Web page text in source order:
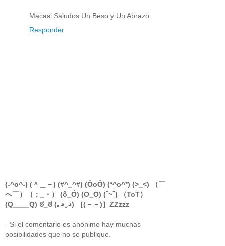
Macasi,Saludos.Un Beso y Un Abrazo.
Responder
(-^o^-) (＾＿－) (#^_^#) (ÖoÖ) (*^o^*) (>_<) （￣
へ￣）（；_・） (ô_Ó) (O_O) (ˇ~ˇ) （ToT）
(Q____Q) ಠ_ಠ (｡◕‿◕) ［(－－)］ZZzzz
- Si el comentario es anónimo hay muchas
posibilidades que no se publique.